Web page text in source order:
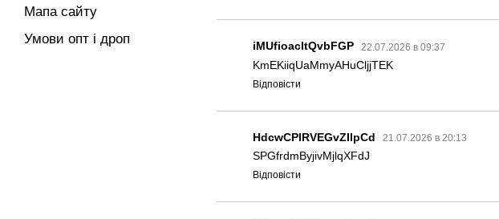
iMUfioacltQvbFGP 22.07.2026 в 09:37
KmEKiiqUaMmyAHuCljjTEK
Відповісти
HdcwCPIRVEGvZIlpCd 21.07.2026 в 20:13
SPGfrdmByjivMjlqXFdJ
Відповісти
Мапа сайту
Умови опт і дроп